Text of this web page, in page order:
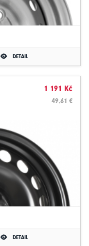
DETAIL
1 191 Kč
49.61 €
DETAIL